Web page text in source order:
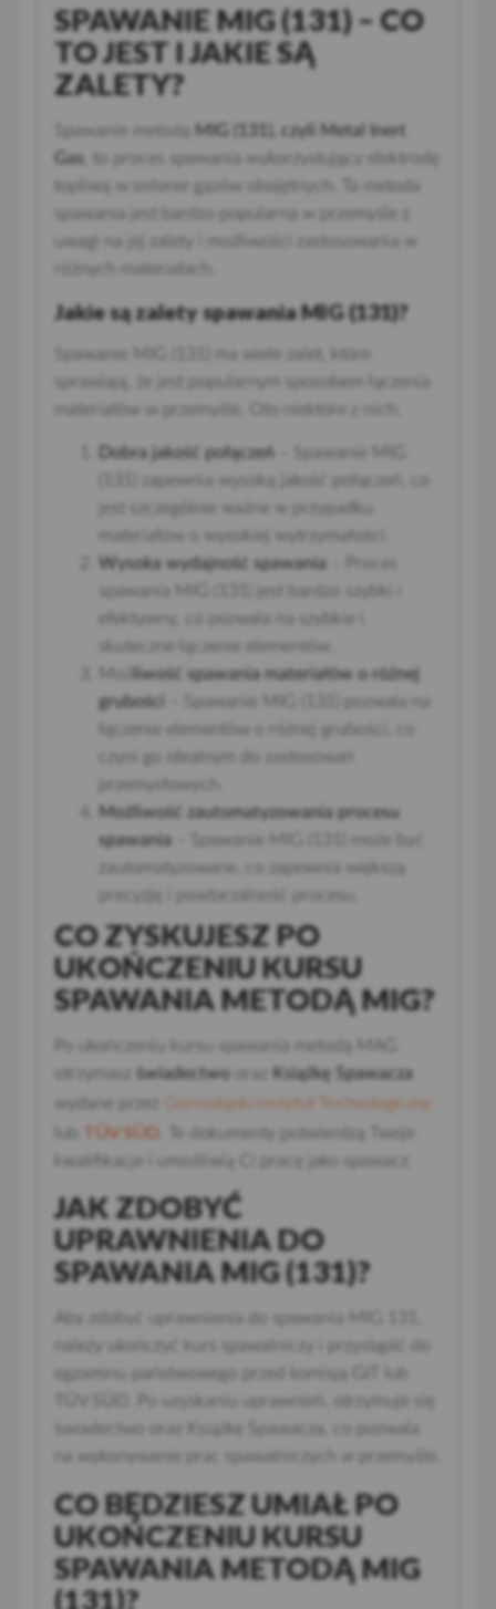
SPAWANIE MIG (131) – CO
TO JEST I JAKIE SĄ
ZALETY?
Spawanie metodą
MIG (131), czyli Metal Inert
Gas , to proces spawania wykorzystujący elektrodę
topliwą w osłonie gazów obojętnych. Ta metoda
spawania jest bardzo popularna w przemyśle z
uwagi na jej zalety i możliwości zastosowania w
różnych materiałach.
Jakie są zalety spawania MIG (131)?
Spawanie MIG (131) ma wiele zalet, które
sprawiają, że jest popularnym sposobem łączenia
materiałów w przemyśle. Oto niektóre z nich:
Dobra jakość połączeń
– Spawanie MIG
(131) zapewnia wysoką jakość połączeń, co
jest szczególnie ważne w przypadku
materiałów o wysokiej wytrzymałości.
Wysoka wydajność spawania
spawania MIG (131) jest bardzo szybki i
efektywny, co pozwala na szybkie i
skuteczne łączenie elementów.
liwość spawania materiałów o różnej
grubości
– Spawanie MIG (131) pozwala na
łączenie elementów o różnej grubości, co
czyni go idealnym do zastosowań
przemysłowych.
Możliwość zautomatyzowania procesu
spawania – Spawanie MIG (131) może być
zautomatyzowane, co zapewnia większą
precyzję i powtarzalność procesu.
CO ZYSKUJESZ PO
UKOŃCZENIU KURSU
SPAWANIA METODĄ MIG?
Po ukończeniu kursu spawania metodą MAG
świadectwo
Książkę Spawacza
wydane przez
Górnośląski Instytut Technologiczny
TÜV SÜD . Te dokumenty potwierdzą Twoje
kwalifikacje i umożliwią Ci pracę jako spawacz.
JAK ZDOBYĆ
UPRAWNIENIA DO
SPAWANIA MIG (131)?
Aby zdobyć uprawnienia do spawania MIG 131,
należy ukończyć kurs spawalniczy i przystąpić do
egzaminu państwowego przed komisją GIT lub
TÜV SÜD. Po uzyskaniu uprawnień, otrzymuje się
świadectwo oraz Książkę Spawacza, co pozwala
na wykonywanie prac spawalniczych w przemyśle.
CO BĘDZIESZ UMIAŁ PO
UKOŃCZENIU KURSU
SPAWANIA METODĄ MIG
(131)?